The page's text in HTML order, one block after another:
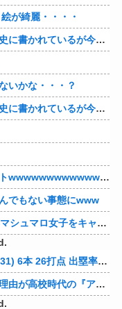
が綺麗・・・・
織田信雄って、「織田信雄はバカ」と歴史に書かれているが今まで家が残っているんでバカではないよな？
いかな・・・？
織田信雄って、「織田信雄はバカ」と歴史に書かれているが今まで家が残っているんでバカではないよな？
【悲報】有吉弘行さん、また匂わせポストwwwwwwwwwwwwwwww
でもない事態にwww
【画像】NHK北海道さん、とんでもないマシュマロ女子をキャスターに起用してしまうwwwwwwww
エンカーナシオン(De) 25試合 .304(102-31) 6本 26打点 出塁率.311 OPS.831 wRC+137 WAR+0.7
【困惑】彼氏との結婚が突然白紙に！？理由が高校時代の『アレ』だったｗｗｗｗ 他